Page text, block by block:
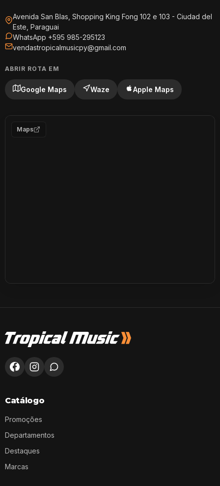
Avenida San Blas, Shopping King Fong 102 e 103 - Ciudad del
Este, Paraguai
WhatsApp +595 985-295123
vendastropicalmusicpy@gmail.com
ABRIR ROTA EM
Google Maps Waze Apple Maps
Maps
Catálogo
Promoções
Departamentos
Destaques
Marcas